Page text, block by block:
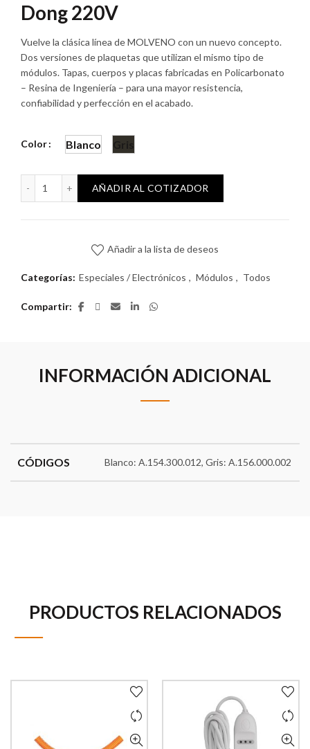
Dong 220V
Vuelve la clásica línea de MOLVENO con un nuevo concepto.
Dos versiones de plaquetas que utilizan el mismo tipo de
módulos. Tapas, cuerpos y placas fabricadas en Policarbonato
– Resina de Ingeniería – para una mayor resistencia,
confiabilidad y perfección en el acabado.
Color Blanco Gris
Módulo Atenea Timbre Ding Dong 220V cantidad
AÑADIR AL COTIZADOR
Añadir a la lista de deseos
Categorías: Especiales / Electrónicos , Módulos , Todos
Compartir
INFORMACIÓN ADICIONAL
CÓDIGOS Blanco: A.154.300.012, Gris: A.156.000.002
PRODUCTOS RELACIONADOS